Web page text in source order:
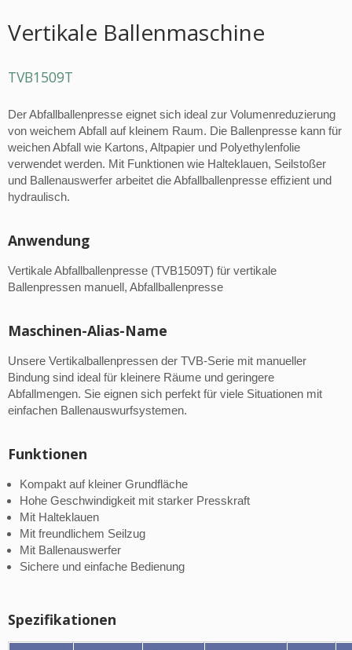
Vertikale Ballenmaschine
TVB1509T
Der Abfallballenpresse eignet sich ideal zur Volumenreduzierung
von weichem Abfall auf kleinem Raum. Die Ballenpresse kann für
weichen Abfall wie Kartons, Altpapier und Polyethylenfolie
verwendet werden. Mit Funktionen wie Halteklauen, Seilstoßer
und Ballenauswerfer arbeitet die Abfallballenpresse effizient und
hydraulisch.
Anwendung
Vertikale Abfallballenpresse (TVB1509T) für vertikale
Ballenpressen manuell, Abfallballenpresse
Maschinen-Alias-Name
Unsere Vertikalballenpressen der TVB-Serie mit manueller
Bindung sind ideal für kleinere Räume und geringere
Abfallmengen. Sie eignen sich perfekt für viele Situationen mit
einfachen Ballenauswurfsystemen.
Funktionen
Kompakt auf kleiner Grundfläche
Hohe Geschwindigkeit mit starker Presskraft
Mit Halteklauen
Mit freundlichem Seilzug
Mit Ballenauswerfer
Sichere und einfache Bedienung
Spezifikationen